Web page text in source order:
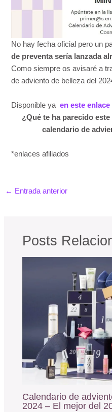
No hay fecha oficial pero un
de preventa sería lanzada
Como siempre os avisaré a
de adviento de belleza del
Disponible ya en este enlace
¿Qué te ha parecido
calendario de
*enlaces afiliados
← Entrada anterior
Posts
Calendario de
2024 – El mejor del